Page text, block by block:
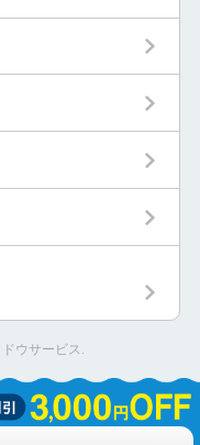
ウサービス.